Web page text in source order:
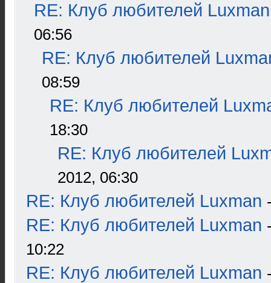
RE: Клуб любителей Luxman
06:56
RE: Клуб любителей
08:59
RE: Клуб любителей
18:30
RE: Клуб любителей
2012, 06:30
RE: Клуб любителей Luxman
RE: Клуб любителей Luxman
10:22
RE: Клуб любителей Luxman